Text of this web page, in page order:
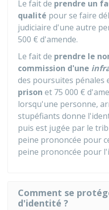
Le fait de prendre un
qualité pour se faire
judiciaire d'une autre
500 € d'amende.
Le fait de prendre le
commission d'une
des poursuites pénales
prison et 75 000 €
lorsqu'une personne,
stupéfiants donne
puis est jugée par le
peine prononcée pour
peine prononcée pour
Comment se
d'identité ?